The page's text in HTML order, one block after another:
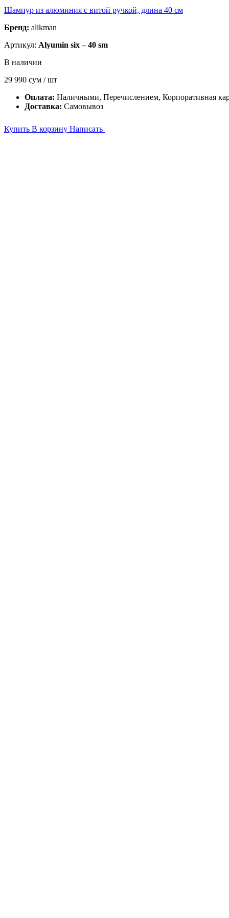
Шампур из алюминия с витой ручкой, длина 40 см
Бренд: alikman
Артикул: Alyumin six – 40 sm
В наличии
29 990 сум / шт
Оплата: Наличными, Перечислением, Корпоративная
Доставка: Самовывоз
Купить В корзину Написать